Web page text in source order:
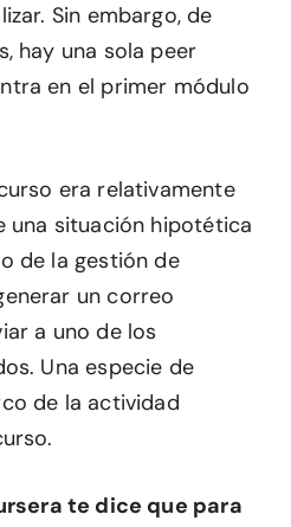
Sin embargo, de
hay una sola peer
en el primer módulo
era relativamente
una situación hipotética
de la gestión de
un correo
a uno de los
Una especie de
de la actividad
te dice que para